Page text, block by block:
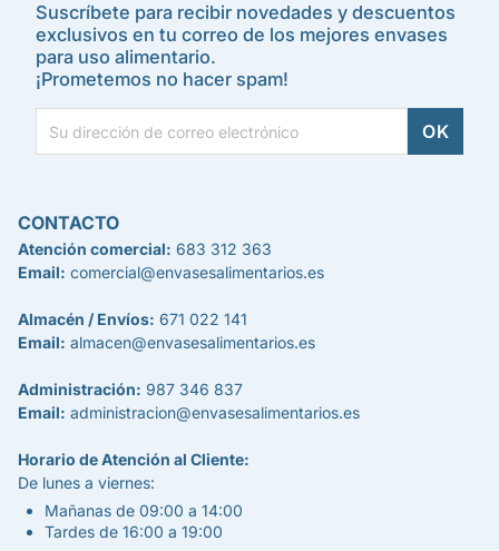
Suscríbete para recibir novedades y descuentos
exclusivos en tu correo de los mejores envases
para uso alimentario.
¡Prometemos no hacer spam!
CONTACTO
Atención comercial: 683 312 363
Email: comercial@envasesalimentarios.es
Almacén / Envíos: 671 022 141
Email: almacen@envasesalimentarios.es
Administración: 987 346 837
Email: administracion@envasesalimentarios.es
Horario de Atención al Cliente:
De lunes a viernes:
Mañanas de 09:00 a 14:00
Tardes de 16:00 a 19:00